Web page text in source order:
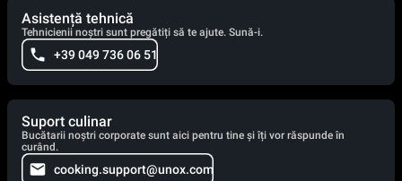
Asistență tehnică
Tehnicienii noștri sunt pregătiți să te ajute. Sună-i.
+39 049 736 06 51
Suport culinar
Bucătarii noștri corporate sunt aici pentru tine și îți vor răspunde în
curând.
cooking.support@unox.com